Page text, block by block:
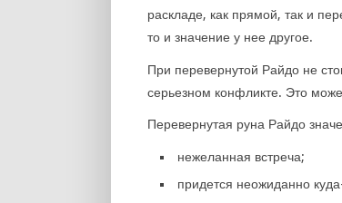
раскладе, как прямой, так и
то и значение у нее другое.
При перевернутой Райдо не
серьезном конфликте. Это
Перевернутая руна Райдо
нежеланная встреча;
придется неожиданно